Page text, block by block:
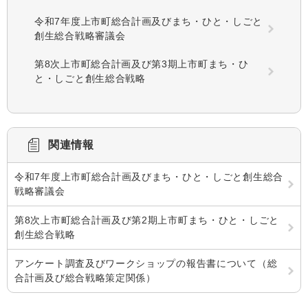
令和7年度上市町総合計画及びまち・ひと・しごと
創生総合戦略審議会
第8次上市町総合計画及び第3期上市町まち・ひ
と・しごと創生総合戦略
関連情報
令和7年度上市町総合計画及びまち・ひと・しごと創生総合
戦略審議会
第8次上市町総合計画及び第2期上市町まち・ひと・しごと
創生総合戦略
アンケート調査及びワークショップの報告書について（総
合計画及び総合戦略策定関係）